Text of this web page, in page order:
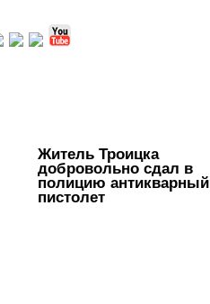
Житель Троицка
добровольно сдал в
полицию антикварный
пистолет